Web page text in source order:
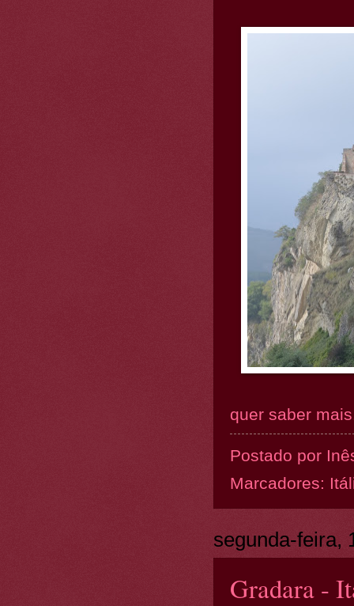
quer saber
Postado por
Marcadores:
segunda-feira,
Gradara -